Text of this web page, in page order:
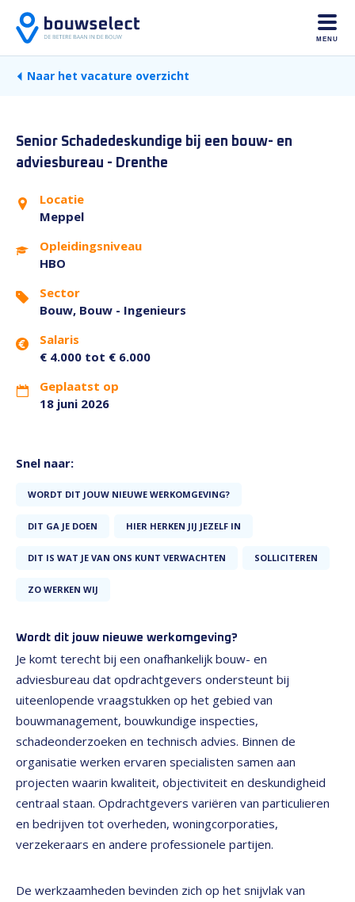
MENU
Naar het vacature overzicht
Senior Schadedeskundige bij een bouw- en
adviesbureau - Drenthe
Locatie
Meppel
Opleidingsniveau
HBO
Sector
Bouw, Bouw - Ingenieurs
Salaris
€ 4.000 tot € 6.000
Geplaatst op
18 juni 2026
Snel naar:
WORDT DIT JOUW NIEUWE WERKOMGEVING?
DIT GA JE DOEN HIER HERKEN JIJ JEZELF IN
DIT IS WAT JE VAN ONS KUNT VERWACHTEN SOLLICITEREN
ZO WERKEN WIJ
Wordt dit jouw nieuwe werkomgeving?
Je komt terecht bij een onafhankelijk bouw- en
adviesbureau dat opdrachtgevers ondersteunt bij
uiteenlopende vraagstukken op het gebied van
bouwmanagement, bouwkundige inspecties,
schadeonderzoeken en technisch advies. Binnen de
organisatie werken ervaren specialisten samen aan
projecten waarin kwaliteit, objectiviteit en deskundigheid
centraal staan. Opdrachtgevers variëren van particulieren
en bedrijven tot overheden, woningcorporaties,
verzekeraars en andere professionele partijen.
De werkzaamheden bevinden zich op het snijvlak van